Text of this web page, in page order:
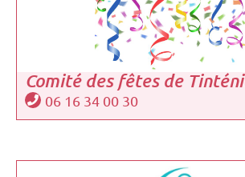
Comité des fêtes de
06 16 34 00 30